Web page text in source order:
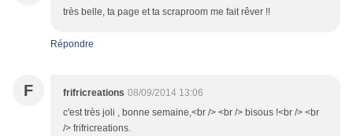
très belle, ta page et ta scraproom me fait rêver !!
Répondre
F frifricreations 08/09/2014 13:06
c'est très joli , bonne semaine,<br /> <br /> bisous !<br /> <br
/> frifricreations.